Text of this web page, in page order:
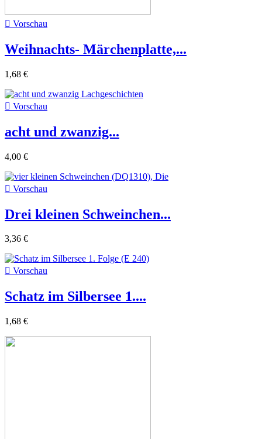
 Vorschau
Weihnachts- Märchenplatte,...
1,68 €
 Vorschau
acht und zwanzig...
4,00 €
 Vorschau
Drei kleinen Schweinchen...
3,36 €
 Vorschau
Schatz im Silbersee 1....
1,68 €